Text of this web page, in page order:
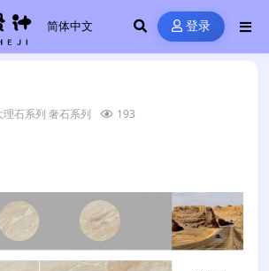
登录
理石系列 奢石系列 193